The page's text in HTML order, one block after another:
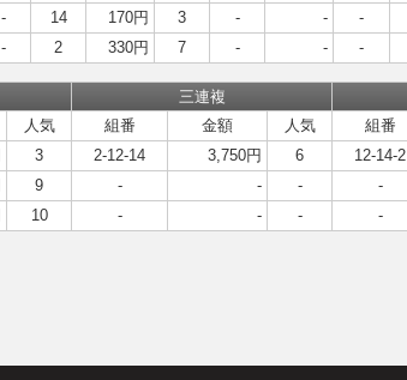
- 14 170円 3 - - -
- 2 330円 7 - - -
三連複
人気 組番 金額 人気 組番
3 2-12-14 3,750円 6 12-14-2
9 - - - -
10 - - - -